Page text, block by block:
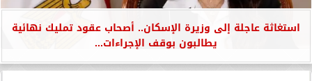
استغاثة عاجلة إلى وزيرة الإسكان.. أصحاب عقود تمليك نهائية
يطالبون بوقف الإجراءات...